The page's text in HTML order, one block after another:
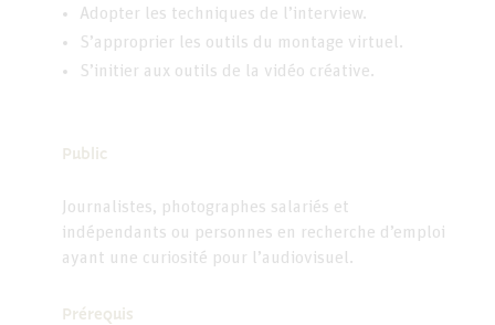
Adopter les techniques de l’interview.
S’approprier les outils du montage virtuel.
S’initier aux outils de la vidéo créative.
Public
Journalistes, photographes salariés et
indépendants ou personnes en recherche d’emploi
ayant une curiosité pour l’audiovisuel.
Prérequis